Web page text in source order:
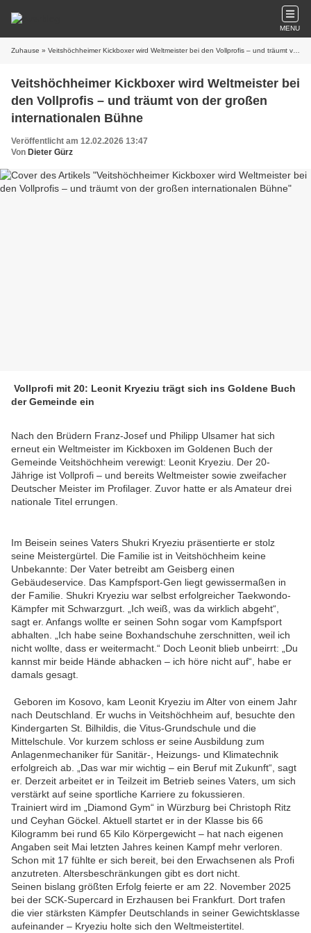
MENU
Zuhause » Veitshöchheimer Kickboxer wird Weltmeister bei den Vollprofis – und träumt von der großen internationalen Bühne
Veitshöchheimer Kickboxer wird Weltmeister bei
den Vollprofis – und träumt von der großen
internationalen Bühne
Veröffentlicht am 12.02.2026 13:47
Von Dieter Gürz
Vollprofi mit 20: Leonit Kryeziu trägt sich ins Goldene Buch
der Gemeinde ein
Nach den Brüdern Franz-Josef und Philipp Ulsamer hat sich
erneut ein Weltmeister im Kickboxen im Goldenen Buch der
Gemeinde Veitshöchheim verewigt: Leonit Kryeziu. Der 20-
Jährige ist Vollprofi – und bereits Weltmeister sowie zweifacher
Deutscher Meister im Profilager. Zuvor hatte er als Amateur drei
nationale Titel errungen.
Im Beisein seines Vaters Shukri Kryeziu präsentierte er stolz
seine Meistergürtel. Die Familie ist in Veitshöchheim keine
Unbekannte: Der Vater betreibt am Geisberg einen
Gebäudeservice. Das Kampfsport-Gen liegt gewissermaßen in
der Familie. Shukri Kryeziu war selbst erfolgreicher Taekwondo-
Kämpfer mit Schwarzgurt. „Ich weiß, was da wirklich abgeht“,
sagt er. Anfangs wollte er seinen Sohn sogar vom Kampfsport
abhalten. „Ich habe seine Boxhandschuhe zerschnitten, weil ich
nicht wollte, dass er weitermacht.“ Doch Leonit blieb unbeirrt: „Du
kannst mir beide Hände abhacken – ich höre nicht auf“, habe er
damals gesagt.
Geboren im Kosovo, kam Leonit Kryeziu im Alter von einem Jahr
nach Deutschland. Er wuchs in Veitshöchheim auf, besuchte den
Kindergarten St. Bilhildis, die Vitus-Grundschule und die
Mittelschule. Vor kurzem schloss er seine Ausbildung zum
Anlagenmechaniker für Sanitär-, Heizungs- und Klimatechnik
erfolgreich ab. „Das war mir wichtig – ein Beruf mit Zukunft“, sagt
er. Derzeit arbeitet er in Teilzeit im Betrieb seines Vaters, um sich
verstärkt auf seine sportliche Karriere zu fokussieren.
Trainiert wird im „Diamond Gym“ in Würzburg bei Christoph Ritz
und Ceyhan Göckel. Aktuell startet er in der Klasse bis 66
Kilogramm bei rund 65 Kilo Körpergewicht – hat nach eigenen
Angaben seit Mai letzten Jahres keinen Kampf mehr verloren.
Schon mit 17 fühlte er sich bereit, bei den Erwachsenen als Profi
anzutreten. Altersbeschränkungen gibt es dort nicht.
Seinen bislang größten Erfolg feierte er am 22. November 2025
bei der SCK-Supercard in Erzhausen bei Frankfurt. Dort trafen
die vier stärksten Kämpfer Deutschlands in seiner Gewichtsklasse
aufeinander – Kryeziu holte sich den Weltmeistertitel.